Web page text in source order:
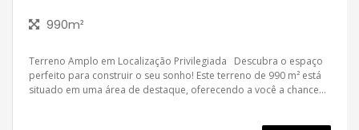
ANUCIE SEU IMOVEL CONOSCO
Imóveis favoritos
Contato
990m²
Terreno Amplo em Localização Privilegiada Descubra o espaço
perfeito para construir o seu sonho! Este terreno de 990 m² está
situado em uma área de destaque, oferecendo a você a chance...